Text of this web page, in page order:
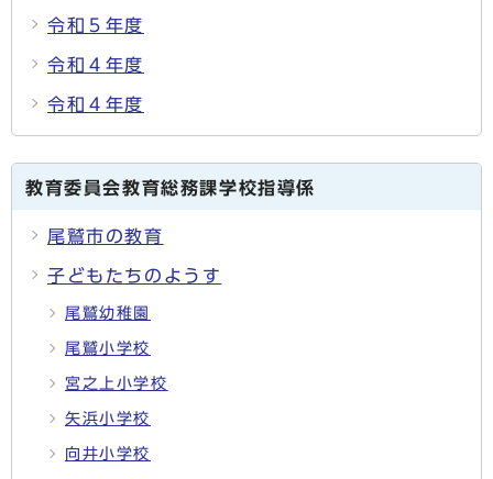
令和５年度
令和４年度
令和４年度
教育委員会教育総務課学校指導係
尾鷲市の教育
子どもたちのようす
尾鷲幼稚園
尾鷲小学校
宮之上小学校
矢浜小学校
向井小学校